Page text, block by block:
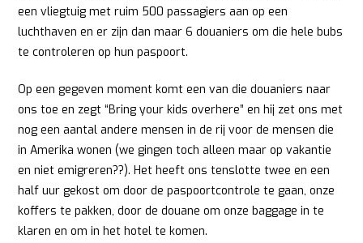
een vliegtuig met ruim 500 passagiers aan op een
luchthaven en er zijn dan maar 6 douaniers om die hele bubs
te controleren op hun paspoort.
Op een gegeven moment komt een van die douaniers naar
ons toe en zegt “Bring your kids overhere” en hij zet ons met
nog een aantal andere mensen in de rij voor de mensen die
in Amerika wonen (we gingen toch alleen maar op vakantie
en niet emigreren??). Het heeft ons tenslotte twee en een
half uur gekost om door de paspoortcontrole te gaan, onze
koffers te pakken, door de douane om onze baggage in te
klaren en om in het hotel te komen.